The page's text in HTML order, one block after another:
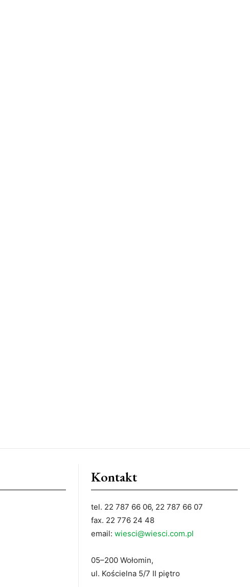
Kontakt
tel. 22 787 66 06, 22 787 66 07
fax. 22 776 24 48
email: wiesci@wiesci.com.pl
05–200 Wołomin,
ul. Kościelna 5/7 II piętro